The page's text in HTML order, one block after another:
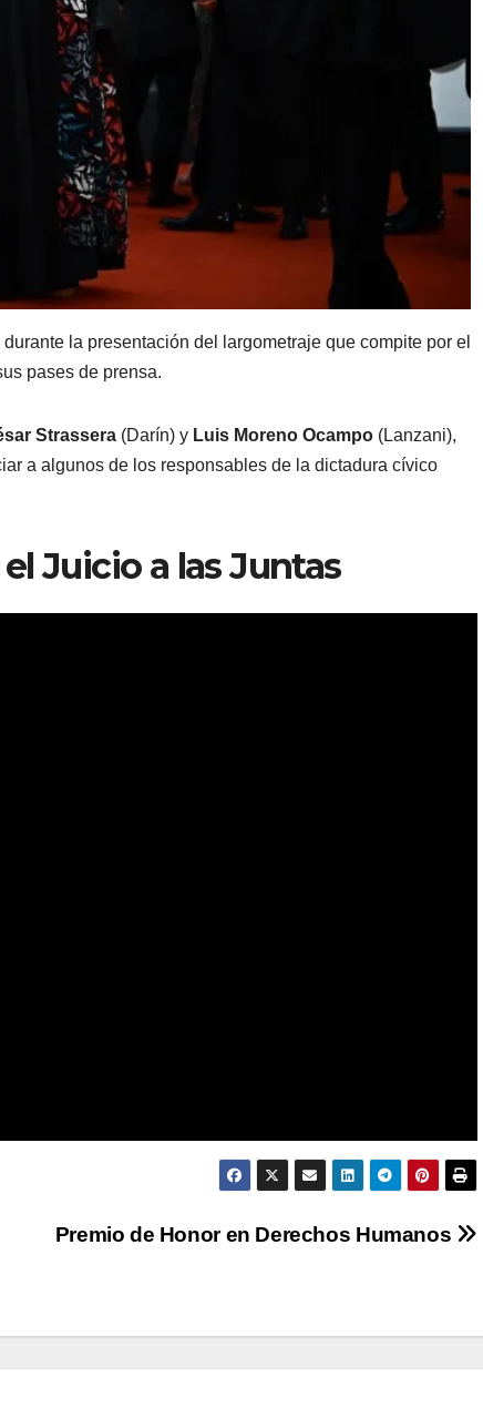
la presentación del largometraje que compite por el
pases de prensa.
Strassera (Darín) y Luis Moreno Ocampo (Lanzani),
a algunos de los responsables de la dictadura cívico
Juicio a las Juntas
Premio de Honor en Derechos Humanos